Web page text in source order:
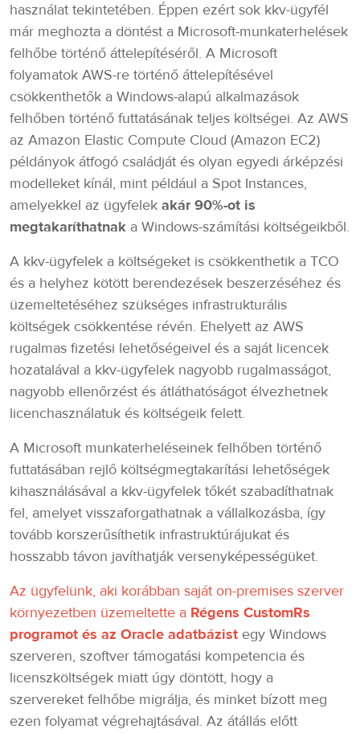
használat tekintetében. Éppen ezért sok kkv-ügyfél
már meghozta a döntést a Microsoft-munkaterhelések
felhőbe történő áttelepítéséről. A Microsoft
folyamatok AWS-re történő áttelepítésével
csökkenthetők a Windows-alapú alkalmazások
felhőben történő futtatásának teljes költségei. Az AWS
az Amazon Elastic Compute Cloud (Amazon EC2)
példányok átfogó családját és olyan egyedi árképzési
modelleket kínál, mint például a Spot Instances,
amelyekkel az ügyfelek akár 90%-ot is
megtakaríthatnak a Windows-számítási költségeikből.
A kkv-ügyfelek a költségeket is csökkenthetik a TCO
és a helyhez kötött berendezések beszerzéséhez és
üzemeltetéséhez szükséges infrastrukturális
költségek csökkentése révén. Ehelyett az AWS
rugalmas fizetési lehetőségeivel és a saját licencek
hozatalával a kkv-ügyfelek nagyobb rugalmasságot,
nagyobb ellenőrzést és átláthatóságot élvezhetnek
licenchasználatuk és költségeik felett.
A Microsoft munkaterheléseinek felhőben történő
futtatásában rejlő költségmegtakarítási lehetőségek
kihasználásával a kkv-ügyfelek tőkét szabadíthatnak
fel, amelyet visszaforgathatnak a vállalkozásba, így
tovább korszerűsíthetik infrastruktúrájukat és
hosszabb távon javíthatják versenyképességüket.
Az ügyfelünk, aki korábban saját on-premises szerver
környezetben üzemeltette a Régens CustomRs
programot és az Oracle adatbázist egy Windows
szerveren, szoftver támogatási kompetencia és
licenszköltségek miatt úgy döntött, hogy a
szervereket felhőbe migrálja, és minket bízott meg
ezen folyamat végrehajtásával. Az átállás előtt